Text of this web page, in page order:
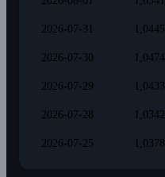
2026-07-31 1,0445
2026-07-30 1,0474
2026-07-29 1,0433
2026-07-28 1,0342
2026-07-25 1,0378